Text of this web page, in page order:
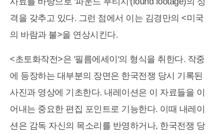
격을 갖추고 있다. 그런 점에서 이는 김경만의 <미국
의 바람과 불>을 연상시킨다.
<초토화작전>은 '필름에세이'의 형식을 취한다. 작중
에 등장하는 대부분의 장면은 한국전쟁 당시 기록된
사진과 영상에 기초한다. 내레이션은 이 자료들을 이
어내는 중요한 편집 포인트로 기능한다. 이때 내레이
션은 감독 자신의 목소리를 반영하거나, 한국전쟁 당